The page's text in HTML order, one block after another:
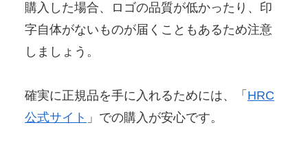
購入した場合、ロゴの品質が低かったり、印
字自体がないものが届くこともあるため注意
しましょう。
確実に正規品を手に入れるためには、「 HRC
公式サイト 」での購入が安心です。